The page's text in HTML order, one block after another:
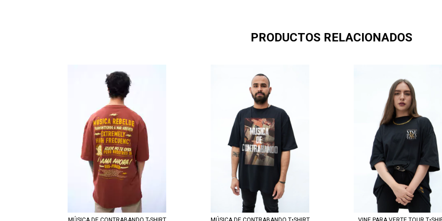
PRODUCTOS RELACIONADOS